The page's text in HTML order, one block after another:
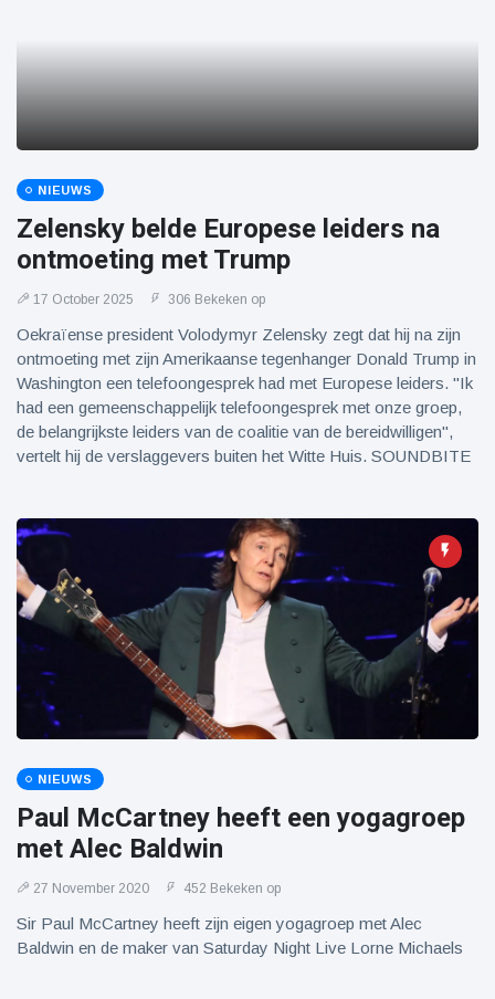
NIEUWS
Zelensky belde Europese leiders na
ontmoeting met Trump
17 October 2025 306 Bekeken op
Oekraïense president Volodymyr Zelensky zegt dat hij na zijn
ontmoeting met zijn Amerikaanse tegenhanger Donald Trump in
Washington een telefoongesprek had met Europese leiders. "Ik
had een gemeenschappelijk telefoongesprek met onze groep,
de belangrijkste leiders van de coalitie van de bereidwilligen",
vertelt hij de verslaggevers buiten het Witte Huis. SOUNDBITE
NIEUWS
Paul McCartney heeft een yogagroep
met Alec Baldwin
27 November 2020 452 Bekeken op
Sir Paul McCartney heeft zijn eigen yogagroep met Alec
Baldwin en de maker van Saturday Night Live Lorne Michaels